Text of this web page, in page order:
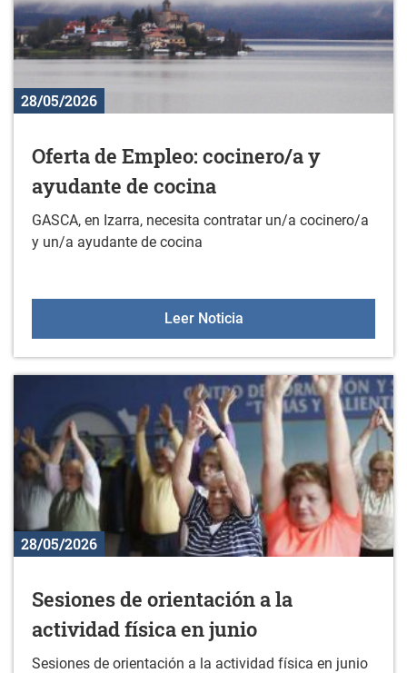
28/05/2026
Oferta de Empleo: cocinero/a y
ayudante de cocina
GASCA, en Izarra, necesita contratar un/a cocinero/a
y un/a ayudante de cocina
Leer NoticiaOferta de Empleo:
28/05/2026
Sesiones de orientación a la
actividad física en junio
Sesiones de orientación a la actividad física en junio